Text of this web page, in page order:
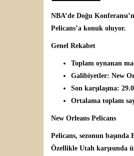
NBA’de Doğu
Pelicans’a konuk oluyor.
Genel Rekabet
Toplam oynanan
Galibiyetler: New
Son karşılaşma:
Ortalama toplam
New Orleans Pelicans
Pelicans, sezonun
Özellikle Utah karşısında